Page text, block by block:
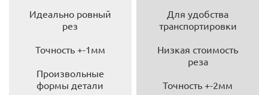
Идеально ровный
рез
Точность +-1мм
Произвольные
формы детали
Для удобства
транспортировки
Низкая стоимость
реза
Точность +-2мм